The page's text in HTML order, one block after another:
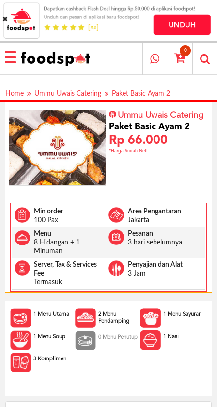
HOME
MENU
RESTAURANT
PESAN
OUR
COMPANY
KATA
MEREKA
KATALOG
LOYALTY
PROGRAM
ABOUT
CATERERS
TERMS
CONDITIONS
CENTER
021
5091
3494
LOGIN
DAFTAR
0
Home Ummu Uwais Catering Paket Basic Ayam 2
Ummu Uwais Catering
Paket Basic Ayam 2
Rp 66.000
*Harga Sudah Nett
Min order
100 Pax
Area Pengantaran
Jakarta
Menu
8 Hidangan + 1
Minuman
Pesanan
3 hari sebelumnya
Server, Tax & Services
Fee
Termasuk
Penyajian dan Alat
3 Jam
1 Menu Utama
2 Menu
Pendamping
1 Menu Sayuran
1 Menu Soup 0 Menu Penutup 1 Nasi
3 Komplimen